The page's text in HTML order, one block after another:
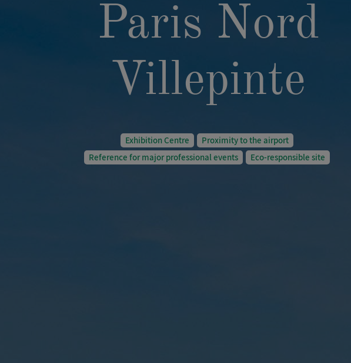
Paris Nord
Villepinte
Exhibition Centre
Proximity to the airport
Reference for major professional events
Eco-responsible site